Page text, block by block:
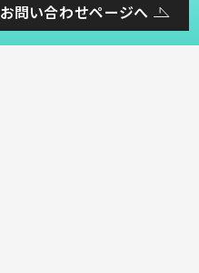
お問い合わせページへ